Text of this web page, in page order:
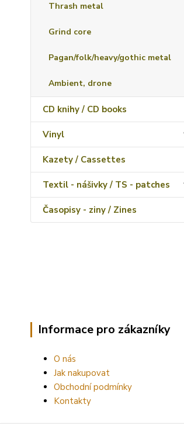
Thrash metal
Grind core
Pagan/folk/heavy/gothic metal
Ambient, drone
CD knihy / CD books
Vinyl
Kazety / Cassettes
Textil - nášivky / TS - patches
Časopisy - ziny / Zines
Informace pro zákazníky
O nás
Jak nakupovat
Obchodní podmínky
Kontakty